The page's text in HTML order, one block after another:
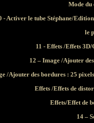
Mode du
- Activer le tube Stéphane/
le
11 - Effets /Effets
12 – Image /Ajouter
/Ajouter des bordures : 25
Effets /Effets de
Effets/Effet de
14 –